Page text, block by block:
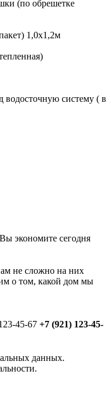
(по обрешетке
1,0х1,2м
систему ( в
экономите сегодня
не сложно на них
о том, какой дом мы
45-67 +7 (921) 123-45-
данных.